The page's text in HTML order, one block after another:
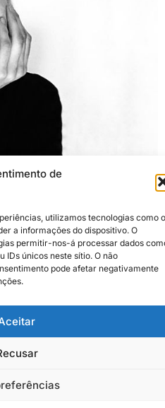
de
utilizamos tecnologias como
a informações do dispositivo. O
permitir-nos-á processar dados
IDs únicos neste sítio. O não
pode afetar negativamente
franciscabranco
2026 © Caldas da Rainha Cidade